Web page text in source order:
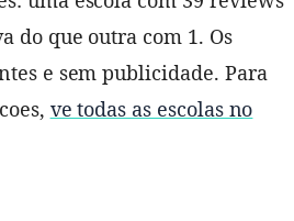
do que outra com 1. Os
e sem publicidade. Para
ve todas as escolas no